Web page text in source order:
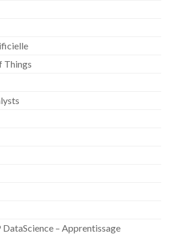
Things
DataScience – Apprentissage